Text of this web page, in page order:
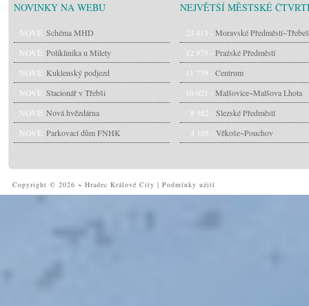
NOVINKY NA WEBU
NOVÉ: Schéma MHD
NOVÉ: Poliklinika u Milety
NOVÉ: Kuklenský podjezd
NOVÉ: Stacionář v Třebši
NOVÉ: Nová hvězdárna
NOVÉ: Parkovací dům FNHK
NEJVĚTŠÍ MĚSTSKÉ
23 413 - Moravské Předměstí~Třebeš
12 975 - Pražské Předměstí
11 779 - Centrum
10 021 - Malšovice~Malšova Lhota
8 982 - Slezské Předměstí
4 105 - Věkoše~Pouchov
Copyright © 2026 ~ Hradec Králové City | Podmínky užití